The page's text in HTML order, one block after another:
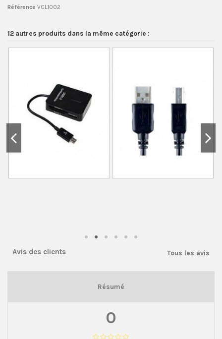
Référence VCL1002
12 autres produits dans la même catégorie :
Avis des clients Tous les avis
Résumé
0